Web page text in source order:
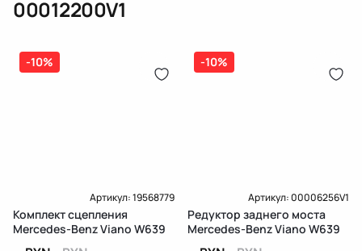
(электрическая), инжектор
дозатор-распределитель топлива
Карта рассрочки онлайн
00012200V1
-10%
Артикул:19568779
Комплект сцепления
Mercedes-Benz Viano W639
-10%
Артикул:00006256V1
Редуктор заднего моста
Mercedes-Benz Viano W639